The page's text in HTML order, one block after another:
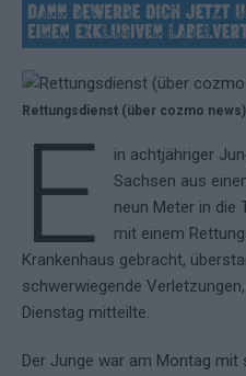
Rettungsdienst (über cozmo news)
E
in achtjähriger
Sachsen aus
neun Meter in die
mit einem
Krankenhaus gebracht,
schwerwiegende
Dienstag mitteilte.
Der Junge war am Montag mit